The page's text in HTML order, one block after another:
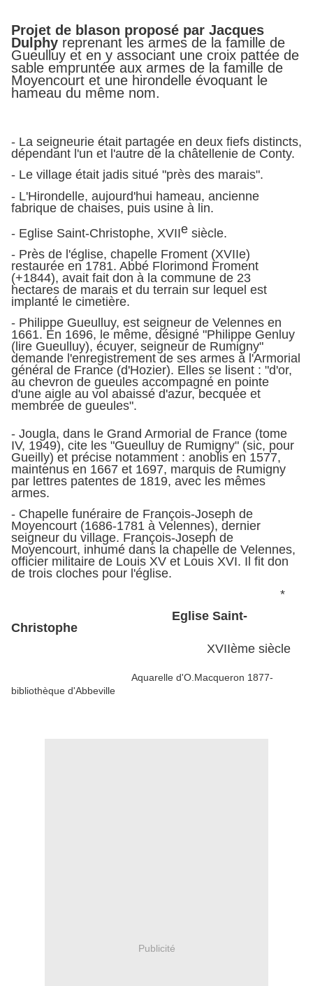
Projet de blason proposé par Jacques
Dulphy reprenant les armes de la famille de
Gueulluy et en y associant une croix pattée de
sable empruntée aux armes de la famille de
Moyencourt et une hirondelle évoquant le
hameau du même nom.
- La seigneurie était partagée en deux fiefs distincts,
dépendant l'un et l'autre de la châtellenie de Conty.
- Le village était jadis situé "près des marais".
- L'Hirondelle, aujourd'hui hameau, ancienne
fabrique de chaises, puis usine à lin.
- Eglise Saint-Christophe, XVIIe siècle.
- Près de l'église, chapelle Froment (XVIIe)
restaurée en 1781. Abbé Florimond Froment
(+1844), avait fait don à la commune de 23
hectares de marais et du terrain sur lequel est
implanté le cimetière.
- Philippe Gueulluy, est seigneur de Velennes en
1661. En 1696, le même, désigné "Philippe Genluy
(lire Gueulluy), écuyer, seigneur de Rumigny"
demande l'enregistrement de ses armes à l'Armorial
général de France (d'Hozier). Elles se lisent : "d'or,
au chevron de gueules accompagné en pointe
d'une aigle au vol abaissé d'azur, becquée et
membrée de gueules".
- Jougla, dans le Grand Armorial de France (tome
IV, 1949), cite les "Gueulluy de Rumigny" (sic, pour
Gueilly) et précise notamment : anoblis en 1577,
maintenus en 1667 et 1697, marquis de Rumigny
par lettres patentes de 1819, avec les mêmes
armes.
- Chapelle funéraire de François-Joseph de
Moyencourt (1686-1781 à Velennes), dernier
seigneur du village. François-Joseph de
Moyencourt, inhumé dans la chapelle de Velennes,
officier militaire de Louis XV et Louis XVI. Il fit don
de trois cloches pour l'église.
*
Eglise Saint-
Christophe
XVIIème siècle
Aquarelle d'O.Macqueron 1877-
bibliothèque d'Abbeville
Publicité